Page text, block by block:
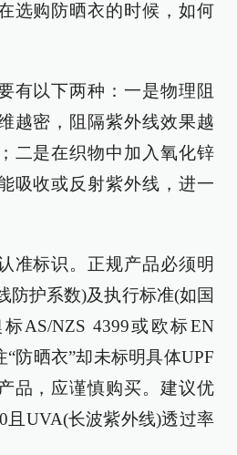
选购防晒衣的时候，如何
有以下两种：一是物理阻
越密，阻隔紫外线效果越
二是在织物中加入氧化锌
吸收或反射紫外线，进一
准标识。正规产品必须明
防护系数)及执行标准(如国
AS/NZS 4399或欧标EN
“防晒衣”却未标明具体UPF
品，应谨慎购买。建议优
且UVA(长波紫外线)透过率